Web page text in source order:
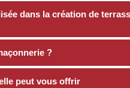
dans la création de
?
peut vous offrir